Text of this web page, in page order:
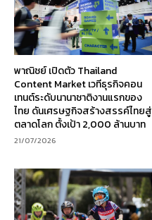
พาณิชย์ เปิดตัว Thailand
Content Market เวทีธุรกิจคอน
เทนต์ระดับนานาชาติงานแรกของ
ไทย ดันเศรษฐกิจสร้างสรรค์ไทยสู่
ตลาดโลก ตั้งเป้า 2,000 ล้านบาท
21/07/2026